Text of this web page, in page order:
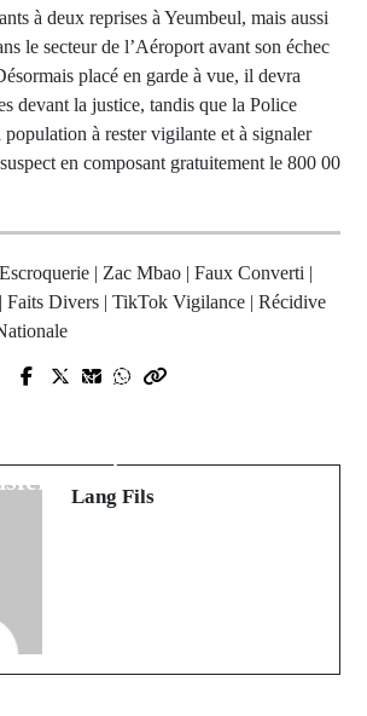
à deux reprises à Yeumbeul, mais aussi
le secteur de l’Aéroport avant son échec
placé en garde à vue, il devra
devant la justice, tandis que la Police
à rester vigilante et à signaler
en composant gratuitement le 800 00
Escroquerie | Zac Mbao | Faux Converti |
Faits Divers | TikTok Vigilance | Récidive
Prev Post
meurtre
Next Post
au Cameroun
Lang Fils